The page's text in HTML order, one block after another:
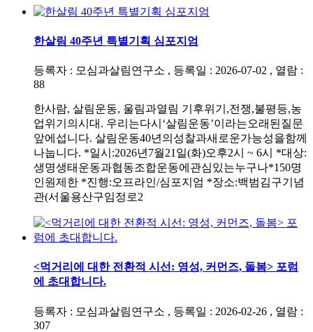
한살림 40주년 특별기획 심포지엄
등록자 : 모심과살림연구소 , 등록일 : 2026-07-02 , 열람 :
88
한사람, 살림운동, 울림과열림 기후위기,전쟁,불평등,농
업위기의시대. 우리는다시‘살림운동’이라는오래된질문
앞에섭니다. 살림운동40년의성찰과새로운가능성을함께
나눕니다. *일시:2026년7월21일(화)오후2시 ~ 6시 *대상:
생명생태운동과협동조합운동에관심있는누구나*150명
인원제한 *진행:오프라인/심포지엄 *장소:백범김구기념
관(서울용산구임정로2
<먹거리에 대한 전환적 시선: 영성, 커먼즈, 돌봄> 포럼
에 초대합니다.
등록자 : 모심과살림연구소 , 등록일 : 2026-02-26 , 열람 :
307